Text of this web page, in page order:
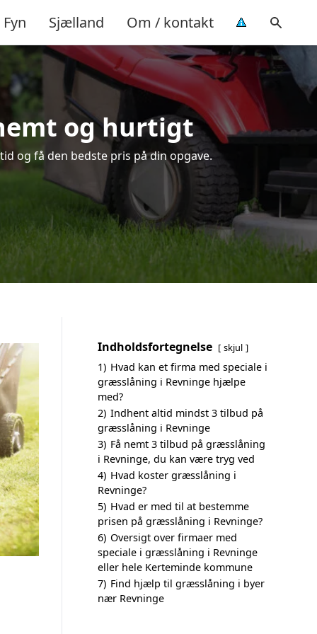
Fyn Sjælland Om / kontakt
og hurtigt
og få den bedste pris på din opgave.
Indholdsfortegnelse skjul
1) Hvad kan et firma med speciale i
græsslåning i Revninge hjælpe
med?
2) Indhent altid mindst 3 tilbud på
græsslåning i Revninge
3) Få nemt 3 tilbud på græsslåning
i Revninge, du kan være tryg ved
4) Hvad koster græsslåning i
Revninge?
5) Hvad er med til at bestemme
prisen på græsslåning i Revninge?
6) Oversigt over firmaer med
speciale i græsslåning i Revninge
eller hele Kerteminde kommune
7) Find hjælp til græsslåning i byer
nær Revninge